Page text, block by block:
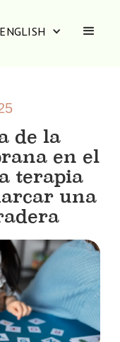
ENGLISH
de la
en el
terapia
una